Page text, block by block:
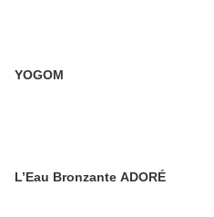
YOGOM
L’Eau Bronzante ADORÉ